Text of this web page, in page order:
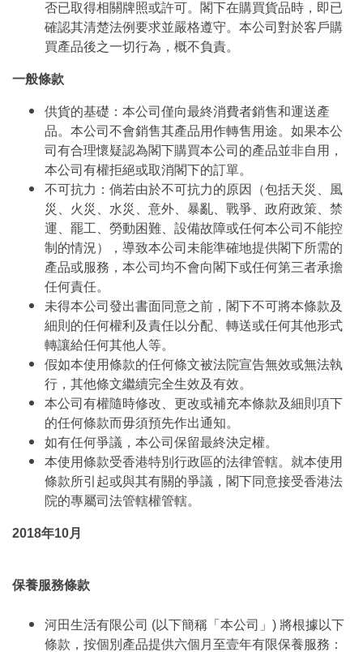
否已取得相關牌照或許可。閣下在購買貨品時，即已
確認其清楚法例要求並嚴格遵守。本公司對於客戶購
買產品後之一切行為，概不負責。
一般條款
供貨的基礎：本公司僅向最終消費者銷售和運送產
品。本公司不會銷售其產品用作轉售用途。如果本公
司有合理懷疑認為閣下購買本公司的產品並非自用，
本公司有權拒絕或取消閣下的訂單。
不可抗力：倘若由於不可抗力的原因（包括天災、風
災、火災、水災、意外、暴亂、戰爭、政府政策、禁
運、罷工、勞動困難、設備故障或任何本公司不能控
制的情況），導致本公司未能準確地提供閣下所需的
產品或服務，本公司均不會向閣下或任何第三者承擔
任何責任。
未得本公司發出書面同意之前，閣下不可將本條款及
細則的任何權利及責任以分配、轉送或任何其他形式
轉讓給任何其他人等。
假如本使用條款的任何條文被法院宣告無效或無法執
行，其他條文繼續完全生效及有效。
本公司有權隨時修改、更改或補充本條款及細則項下
的任何條款而毋須預先作出通知。
如有任何爭議，本公司保留最終決定權。
本使用條款受香港特別行政區的法律管轄。就本使用
條款所引起或與其有關的爭議，閣下同意接受香港法
院的專屬司法管轄權管轄。
2018年10月
保養服務條款
河田生活有限公司 (以下簡稱「本公司」) 將根據以下
條款，按個別產品提供六個月至壹年有限保養服務：